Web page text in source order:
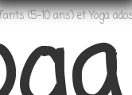
(5-10 ans) et Yoga